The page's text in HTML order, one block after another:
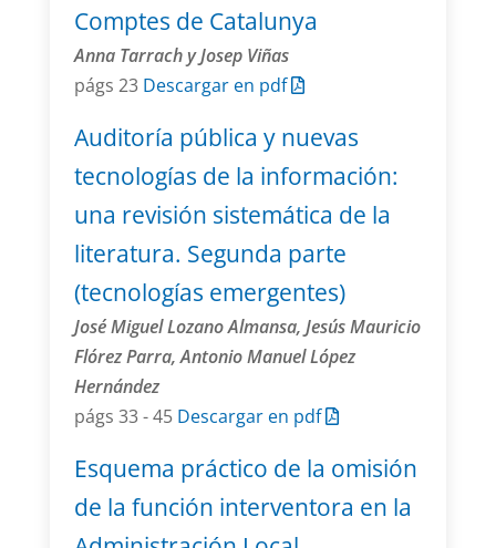
Comptes de Catalunya
Anna Tarrach y Josep Viñas
págs 23 Descargar en pdf
Auditoría pública y nuevas
tecnologías de la información:
una revisión sistemática de la
literatura. Segunda parte
(tecnologías emergentes)
José Miguel Lozano Almansa, Jesús Mauricio
Flórez Parra, Antonio Manuel López
Hernández
págs 33 - 45 Descargar en pdf
Esquema práctico de la omisión
de la función interventora en la